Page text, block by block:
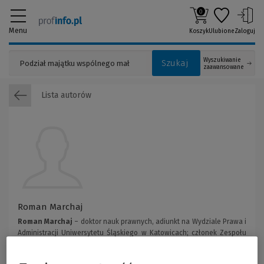
Menu
Szukaj
Wyszukiwanie
zaawansowane
0
KoszykUlubioneZaloguj
Roman Marchaj
Roman Marchaj – doktor nauk prawnych, adiunkt na Wydziale Prawa i
Administracji Uniwersytetu Śląskiego w Katowicach; członek Zespołu
Lista autorów